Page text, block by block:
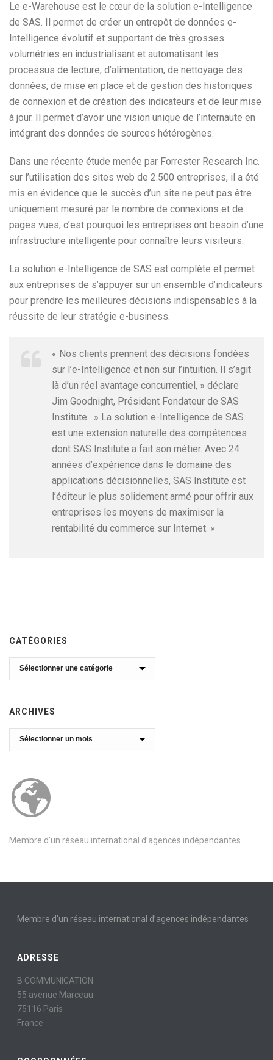
Le e-Warehouse est le cœur de la solution e-Intelligence
de SAS. Il permet de créer un entrepôt de données e-
Intelligence évolutif et supportant de très grosses
volumétries en industrialisant et automatisant les
processus de lecture, d’alimentation, de nettoyage des
données, de mise en place et de gestion des historiques
de connexion et de création des indicateurs et de leur mise
à jour. Il permet d’avoir une vision unique de l’internaute en
intégrant des données de sources hétérogènes.
Dans une récente étude menée par Forrester Research Inc.
sur l’utilisation des sites web de 2.500 entreprises, il a été
mis en évidence que le succès d’un site ne peut pas être
uniquement mesuré par le nombre de connexions et de
pages vues, c’est pourquoi les entreprises ont besoin d’une
infrastructure intelligente pour connaître leurs visiteurs.
La solution e-Intelligence de SAS est complète et permet
aux entreprises de s’appuyer sur un ensemble d’indicateurs
pour prendre les meilleures décisions indispensables à la
réussite de leur stratégie e-business.
« Nos clients prennent des décisions fondées
sur l’e-Intelligence et non sur l’intuition. Il s’agit
là d’un réel avantage concurrentiel, » déclare
Jim Goodnight, Président Fondateur de SAS
Institute. » La solution e-Intelligence de SAS
est une extension naturelle des compétences
dont SAS Institute a fait son métier. Avec 24
années d’expérience dans le domaine des
applications décisionnelles, SAS Institute est
l’éditeur le plus solidement armé pour offrir aux
entreprises les moyens de maximiser la
rentabilité du commerce sur Internet. »
CATÉGORIES
Catégories
ARCHIVES
Archives
Membre d’un réseau international d’agences indépendantes
Membre d’un réseau international d’agences indépendantes
ADRESSE
B COMMUNICATION
55 avenue Marceau
75116 Paris
France